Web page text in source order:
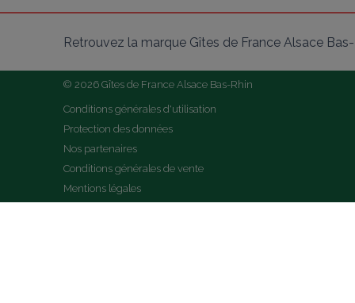
Retrouvez la marque Gîtes de France Alsace
© 2026 Gîtes de France Alsace Bas-Rhin
Conditions générales d'utilisation
Protection des données
Nos partenaires
Conditions générales de vente
Mentions légales